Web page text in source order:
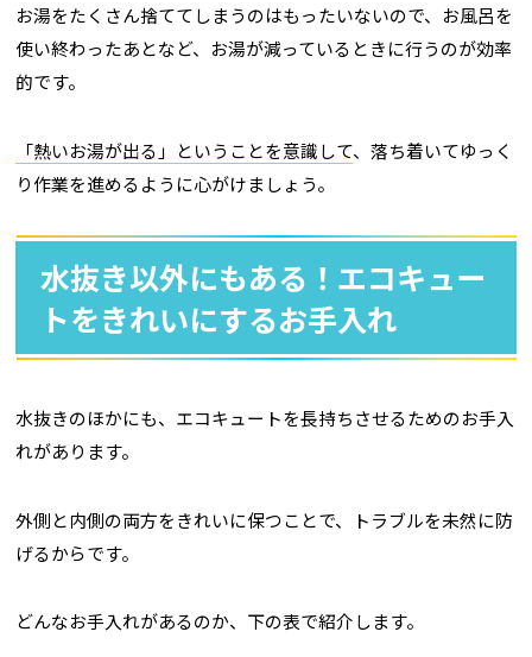
お湯をたくさん捨ててしまうのはもったいないので、お風呂を
使い終わったあとなど、お湯が減っているときに行うのが効率
的です。
「熱いお湯が出る」ということを意識して、落ち着いてゆっく
り作業を進めるように心がけましょう。
水抜き以外にもある！エコキュー
トをきれいにするお手入れ
水抜きのほかにも、エコキュートを長持ちさせるためのお手入
れがあります。
外側と内側の両方をきれいに保つことで、トラブルを未然に防
げるからです。
どんなお手入れがあるのか、下の表で紹介します。